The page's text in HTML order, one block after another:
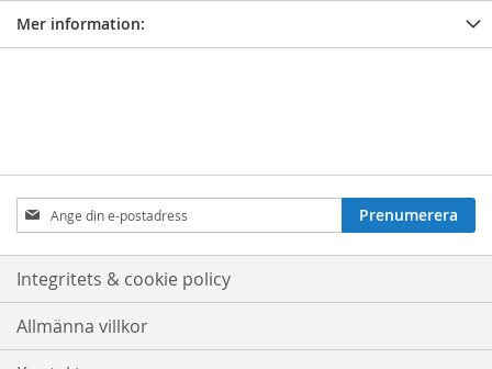
Mer information:
Prenumerera
på
nyhetsbrev:
Prenumerera
Integritets & cookie policy
Allmänna villkor